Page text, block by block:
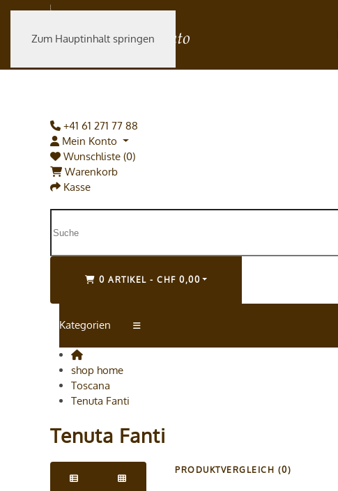
Zum Hauptinhalt springen
+41 61 271 77 88
Mein Konto
Wunschliste (0)
Warenkorb
Kasse
0 ARTIKEL - CHF 0,00
Kategorien
shop home
Toscana
Tenuta Fanti
Tenuta Fanti
PRODUKTVERGLEICH (0)